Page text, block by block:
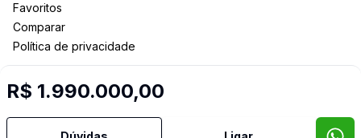
R$ 1.990.000,00
Favoritos
Comparar
Política de privacidade
Selo de Tecnologia Loft